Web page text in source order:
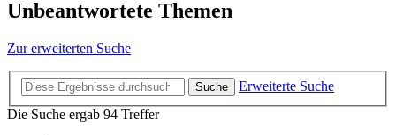
Unbeantwortete Themen
Zur erweiterten Suche
Suche
Erweiterte Suche
Die Suche ergab 94 Treffer